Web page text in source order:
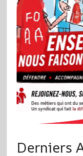
Derniers